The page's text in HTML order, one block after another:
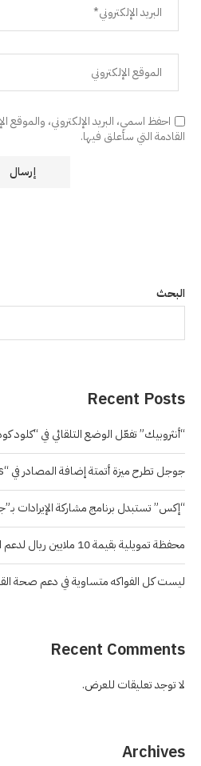
احفظ اسمي، البريد الإلكتروني، والموقع
القادمة التي سأعلق فيها.
البحث
Recent Posts
“أنثروبيك” تفعّل الوضع التلقائي في “كلود
جوجل تطرح ميزة أتمتة إضافة المصادر في “Gemini Notebooks”
“إكس” تستبدل برنامج مشاركة الإيرادات
محفظة تمويلية بقيمة 10 ملايين ريال لدعم المنشآت ورواد الأعمال
ليست كل الفواكه متساوية في دعم صحة
Recent Comments
لا توجد تعليقات للعرض.
Archives